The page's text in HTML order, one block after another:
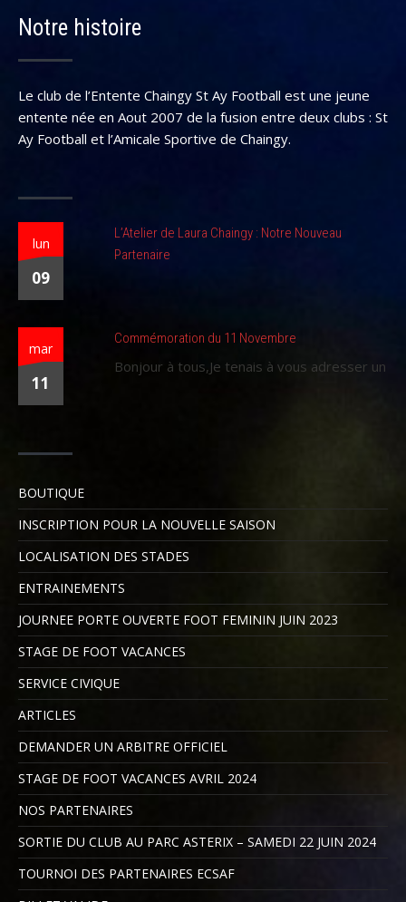
Notre histoire
Le club de l’Entente Chaingy St Ay Football est une jeune
entente née en Aout 2007 de la fusion entre deux clubs : St
Ay Football et l’Amicale Sportive de Chaingy.
lun
09
L’Atelier de Laura Chaingy : Notre Nouveau
Partenaire
mar
11
Commémoration du 11 Novembre
Bonjour à tous,Je tenais à vous adresser un
BOUTIQUE
INSCRIPTION POUR LA NOUVELLE SAISON
LOCALISATION DES STADES
ENTRAINEMENTS
JOURNEE PORTE OUVERTE FOOT FEMININ JUIN 2023
STAGE DE FOOT VACANCES
SERVICE CIVIQUE
ARTICLES
DEMANDER UN ARBITRE OFFICIEL
STAGE DE FOOT VACANCES AVRIL 2024
NOS PARTENAIRES
SORTIE DU CLUB AU PARC ASTERIX – SAMEDI 22 JUIN 2024
TOURNOI DES PARTENAIRES ECSAF